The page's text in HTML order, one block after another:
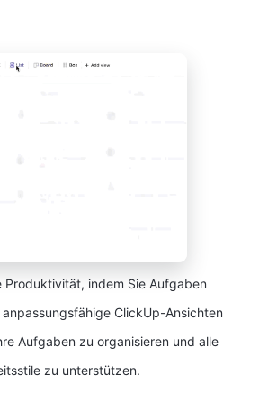
Produktivität, indem Sie Aufgaben
ClickUp-Ansichten
Aufgaben zu organisieren und alle
zu unterstützen.